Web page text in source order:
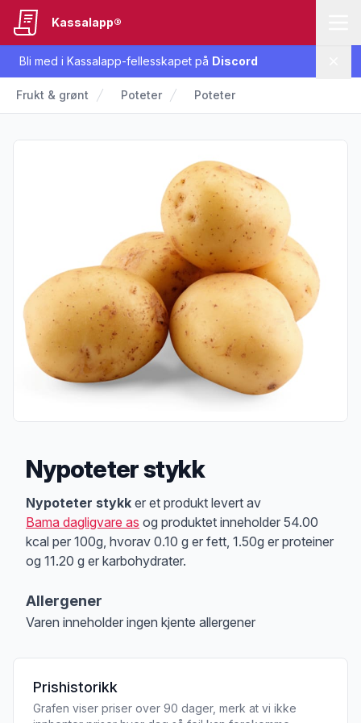
Bli med i Kassalapp-fellesskapet på Discord
Kassalapp®
Frukt & grønt Poteter Poteter
Nypoteter stykk
Produktbeskrivelse
Nypoteter stykk er et produkt levert av
Bama dagligvare as og produktet inneholder 54.00
kcal per 100g, hvorav 0.10 g er fett, 1.50g er proteiner
og 11.20 g er karbohydrater.
Allergener
Varen inneholder ingen kjente allergener
Prishistorikk
Grafen viser priser over 90 dager, merk at vi ikke